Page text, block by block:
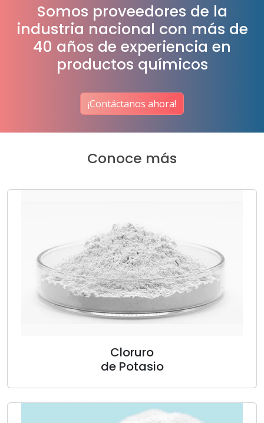
Somos proveedores de la
industria nacional con más de
40 años de experiencia en
productos químicos
¡Contáctanos ahora!
Conoce más
Cloruro
de Potasio